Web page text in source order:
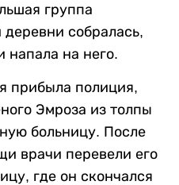
группа
собралась,
напала на него.
прибыла полиция,
Эмроза из толпы
больницу. После
врачи перевели его
где он скончался